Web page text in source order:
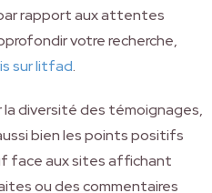
rapport aux attentes
votre recherche,
sur litfad.
la diversité des témoignages,
bien les points positifs
face aux sites affichant
ou des commentaires